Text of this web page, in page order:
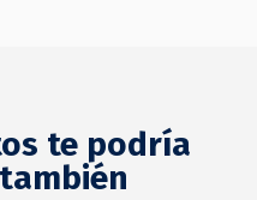
te podría